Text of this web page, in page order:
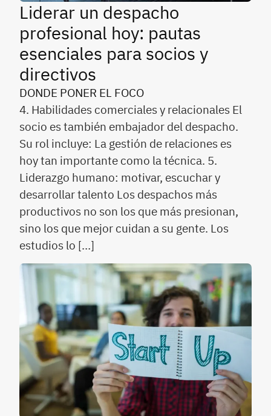
Liderar un despacho
profesional hoy: pautas
esenciales para socios y
directivos
DONDE PONER EL FOCO
4. Habilidades comerciales y relacionales El
socio es también embajador del despacho.
Su rol incluye: La gestión de relaciones es
hoy tan importante como la técnica. 5.
Liderazgo humano: motivar, escuchar y
desarrollar talento Los despachos más
productivos no son los que más presionan,
sino los que mejor cuidan a su gente. Los
estudios lo […]